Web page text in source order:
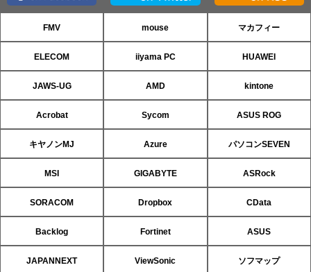
FMV mouse マカフィー
ELECOM iiyama PC HUAWEI
JAWS-UG AMD kintone
Acrobat Sycom ASUS ROG
キヤノンMJ Azure パソコンSEVEN
MSI GIGABYTE ASRock
SORACOM Dropbox CData
Backlog Fortinet ASUS
JAPANNEXT ViewSonic ソフマップ